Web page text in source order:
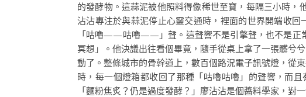
的發酵物。這蒜泥被他照料得像稀世至寶，每隔三小時
沾沾專注於與蒜泥停止心靈交通時，裡面的世界開端收
「咕嚕——咕嚕——」聲。這聲響不是引擎聲，也不是正
冥想」。他決議出往看個畢竟，隨手從桌上拿了一張髒兮
動了。整條城市的骨幹道上，數百個路況電子訊號燈，從
時，每一個燈箱都收回了那種「咕嚕咕嚕」的聲響，而
「麵粉焦炙？仍是過度發酵？」廖沾沾是個醬料學家，